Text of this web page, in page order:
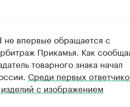
впервые обращается с
Прикамья. Как
товарного знака начал
Среди первых
с изображением